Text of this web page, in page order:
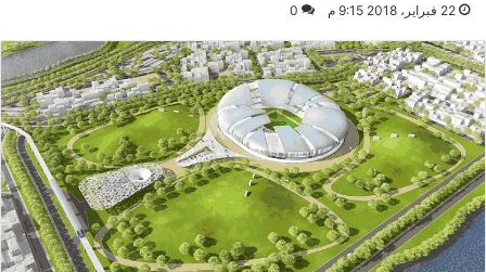
22 فبراير، 2018 9:15 م 0